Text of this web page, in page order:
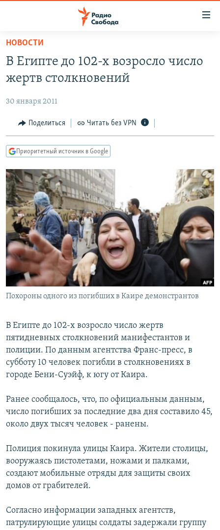
упрощенного
доступа
основному
Вернутся
главной
навигации
Вернутся
поиску
АВТОРСКИЕ ПРОЕКТЫ
ЦИТАТЫ СВОБОДЫ
МНЕНИЯ
IDEL.РЕАЛИИ
КАВКАЗ.РЕАЛИИ
СЕВЕР.РЕАЛИИ
СИБИРЬ.РЕАЛИИ
РАСПИСАНИЕ ВЕЩАНИЯ
ПОДПИШИТЕСЬ НА РАССЫЛКУ
СОЦИАЛЬНЫЕ СЕТИ
Все сайты РСЕ/РС
НОВОСТИ
В Египте до 102-х возросло число
жертв столкновений
30 января 2011
Поделиться Читать без VPN
Приоритетный источник в Google
Похороны одного из погибших в Каире демонстрантов
В Египте до 102-х возросло число жертв
пятидневных столкновений манифестантов и
полиции. По данным агентства Франс-пресс, в
субботу 10 человек погибли в столкновениях в
городе Бени-Суэйф, к югу от Каира.
Ранее сообщалось, что, по официальным данным,
число погибших за последние два дня составило 45,
около двух тысяч человек - ранены.
Полиция покинула улицы Каира. Жители столицы,
вооружаясь пистолетами, ножами и палками,
создают мобильные отряды для защиты своих
домов от грабителей.
Согласно информации западных агентств,
патрулирующие улицы солдаты задержали группу